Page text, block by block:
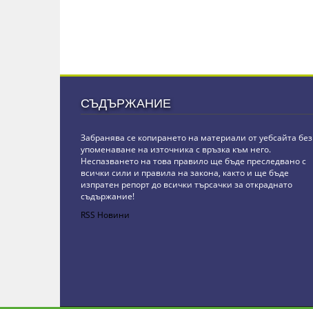
СЪДЪРЖАНИЕ
Забранява се копирането на материали от уебсайта без
упоменаване на източника с връзка към него.
Неспазването на това правило ще бъде преследвано с
всички сили и правила на закона, както и ще бъде
изпратен репорт до всички търсачки за откраднато
съдържание!
RSS Новини